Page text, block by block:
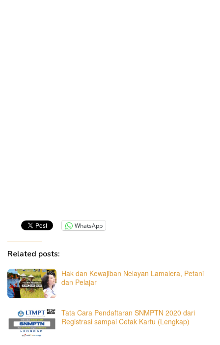
WhatsApp
Related posts:
Hak dan Kewajiban Nelayan Lamalera, Petani
dan Pelajar
Tata Cara Pendaftaran SNMPTN 2020 dari
Registrasi sampai Cetak Kartu (Lengkap)